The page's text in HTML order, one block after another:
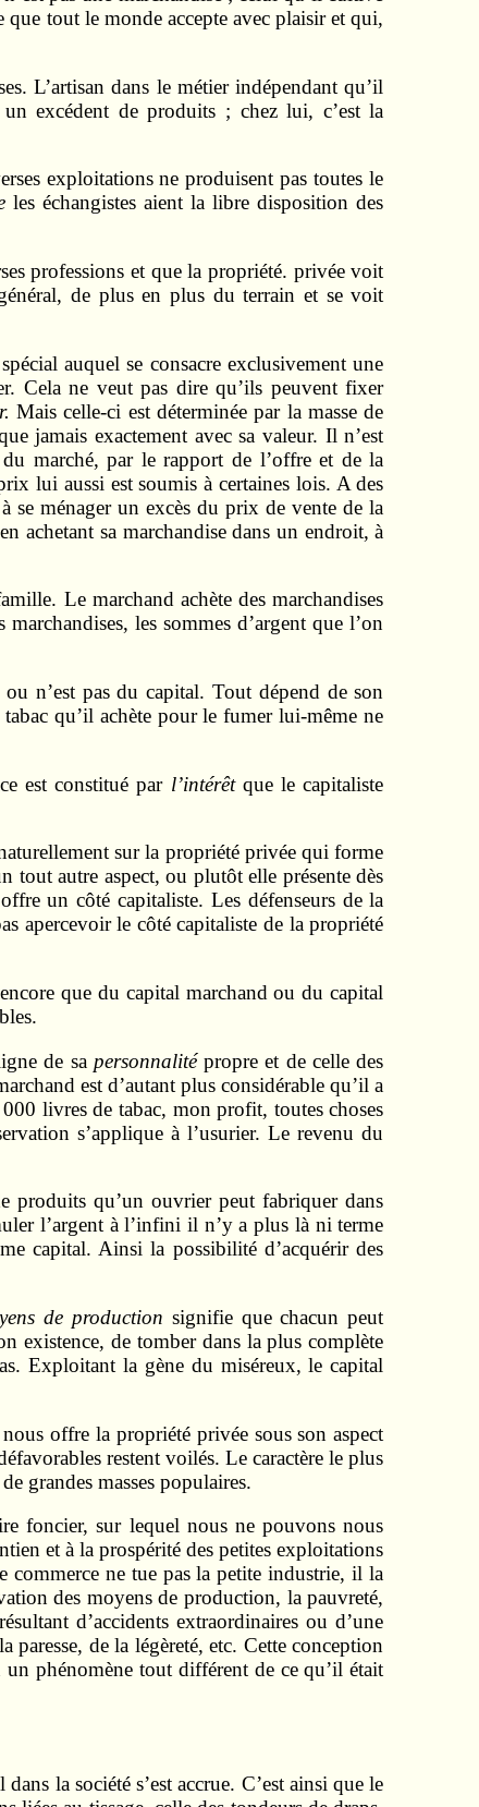
tout le monde accepte avec plaisir et qui,
L’artisan dans le métier indépendant qu’il
excédent de produits ; chez lui, c’est la
exploitations ne produisent pas toutes le
les échangistes aient la libre disposition des
professions et que la propriété. privée voit
de plus en plus du terrain et se voit
auquel se consacre exclusivement une
Cela ne veut pas dire qu’ils peuvent fixer
Mais celle-ci est déterminée par la masse de
jamais exactement avec sa valeur. Il n’est
marché, par le rapport de l’offre et de la
lui aussi est soumis à certaines lois. A des
se ménager un excès du prix de vente de la
achetant sa marchan­dise dans un endroit, à
Le marchand achète des marchandises
marchandises, les sommes d’argent que l’on
n’est pas du capital. Tout dépend de son
qu’il achète pour le fumer lui-même ne
est constitué par l’intérêt que le capitaliste
sur la propriété privée qui forme
tout autre aspect, ou plutôt elle présente dès
un côté capitaliste. Les défenseurs de la
apercevoir le côté capita­liste de la propriété
que du capital marchand ou du capital
de sa personnalitépropre et de celle des
est d’autant plus considérable qu’il a
livres de tabac, mon profit, toutes choses
s’applique à l’usurier. Le revenu du
produits qu’un ouvrier peut fabriquer dans
l’argent à l’infini il n’y a plus là ni terme
capital. Ainsi la possibilité d’acquérir des
de production signifie que chacun peut
existence, de tomber dans la plus complète
Exploitant la gène du miséreux, le capital
offre la propriété privée sous son aspect
restent voilés. Le caractère le plus
grandes masses populaires.
foncier, sur lequel nous ne pouvons nous
et à la prospérité des petites exploitations
commerce ne tue pas la petite industrie, il la
des moyens de production, la pauvreté,
d’accidents extraordinaires ou d’une
de la légèreté, etc. Cette conception
phénomène tout différent de ce qu’il était
la société s’est accrue. C’est ainsi que le